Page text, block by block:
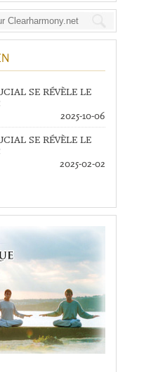
SE RÉVÈLE LE
2025-10-06
SE RÉVÈLE LE
2025-02-02